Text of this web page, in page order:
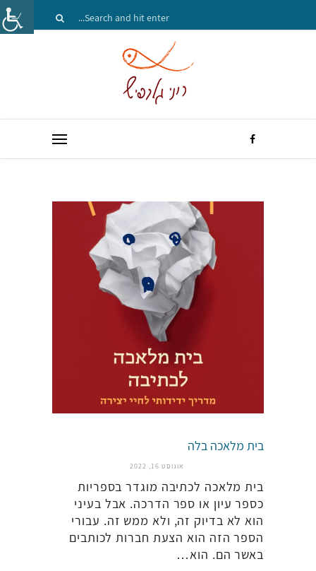
בית מלאכה בלה
אוגוסט 16, 2022
בית מלאכה לכתיבה מוגדר בספריות
כספר עיון או ספר הדרכה. אבל בעיני
הוא לא בדיוק זה, ולא ממש זה. עבורי
הספר הזה הוא הצעת חברות לכותבים
באשר הם. הוא…